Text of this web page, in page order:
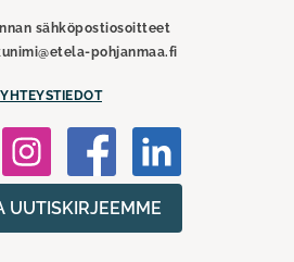
sähköpostiosoitteet
pohjanmaa.fi
YHTEYSTIEDOT
UUTISKIRJEEMME